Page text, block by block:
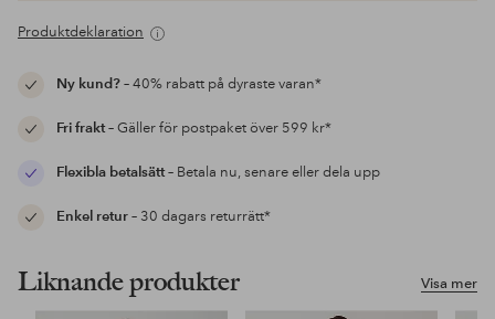
Produktdeklaration
Ny kund?– 40% rabatt på dyraste varan*
Fri frakt– Gäller för postpaket över 599 kr*
Flexibla betalsätt– Betala nu, senare eller dela upp
Enkel retur– 30 dagars returrätt*
Visa mer
Liknande produkter